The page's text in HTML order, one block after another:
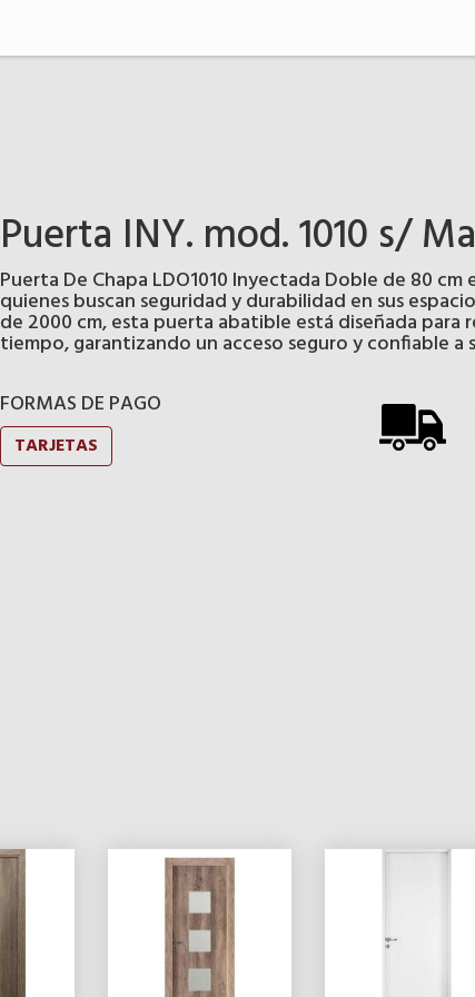
Puerta INY. mod. 1010 s/
Puerta De Chapa LDO1010 Inyectada Doble de 80 cm
quienes buscan seguridad y durabilidad en sus
de 2000 cm, esta puerta abatible está diseñada para
tiempo, garantizando un acceso seguro y confiable a
FORMAS DE PAGO
TARJETAS